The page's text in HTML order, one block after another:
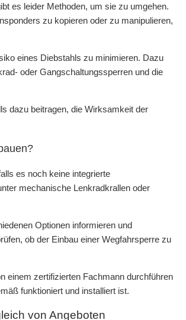
es leider Methoden, um sie zu umgehen.
zu kopieren oder zu manipulieren,
eines Diebstahls zu minimieren. Dazu
oder Gangschaltungssperren und die
dazu beitragen, die Wirksamkeit der
es noch keine integrierte
mechanische Lenkradkrallen oder
Optionen informieren und
ob der Einbau einer Wegfahrsperre zu
einem zertifizierten Fachmann durchführen
funktioniert und installiert ist.
von Angeboten